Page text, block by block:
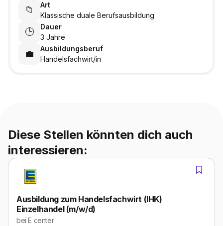
📁
Art
Klassische duale Berufsausbildung
🕒
Dauer
3 Jahre
💼
Ausbildungsberuf
Handelsfachwirt/in
Diese Stellen könnten dich auch
interessieren:
Ausbildung zum Handelsfachwirt (IHK)
Einzelhandel (m/w/d)
beiE center